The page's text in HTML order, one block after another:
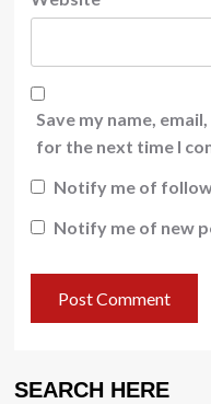
Save my name,
for the next time I
Notify me of
Notify me of new
SEARCH HERE